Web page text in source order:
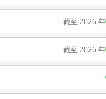
截至 2026 年
截至 2026 年